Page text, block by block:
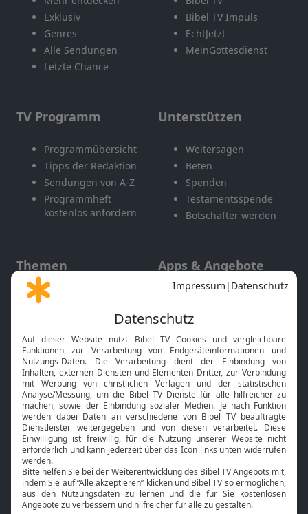
Exklusiv
Genres
Alle Sendungen
Letzte Chance
Bibel TV Impuls
EchtJetzt
MeinGottesdienst
TV Programm
Programmübersicht
Tipps der Redaktion
Sendungen von A-Z
Programmheft
kostenlos anfordern
Unterstützen
Weitersagen
Beten
Spenden
Testamentsspende
Botschafter werden
Themen
Gott und Bibel erklärt
Neuigkeiten
Apps & Angebote
Mobile App
Smart TV
HbbTV
Bibelthek Online-Bibel
Nächster Gottesdienst
Bibel TV
Über uns
Jobs
Service
Kontakt
TV-Empfang